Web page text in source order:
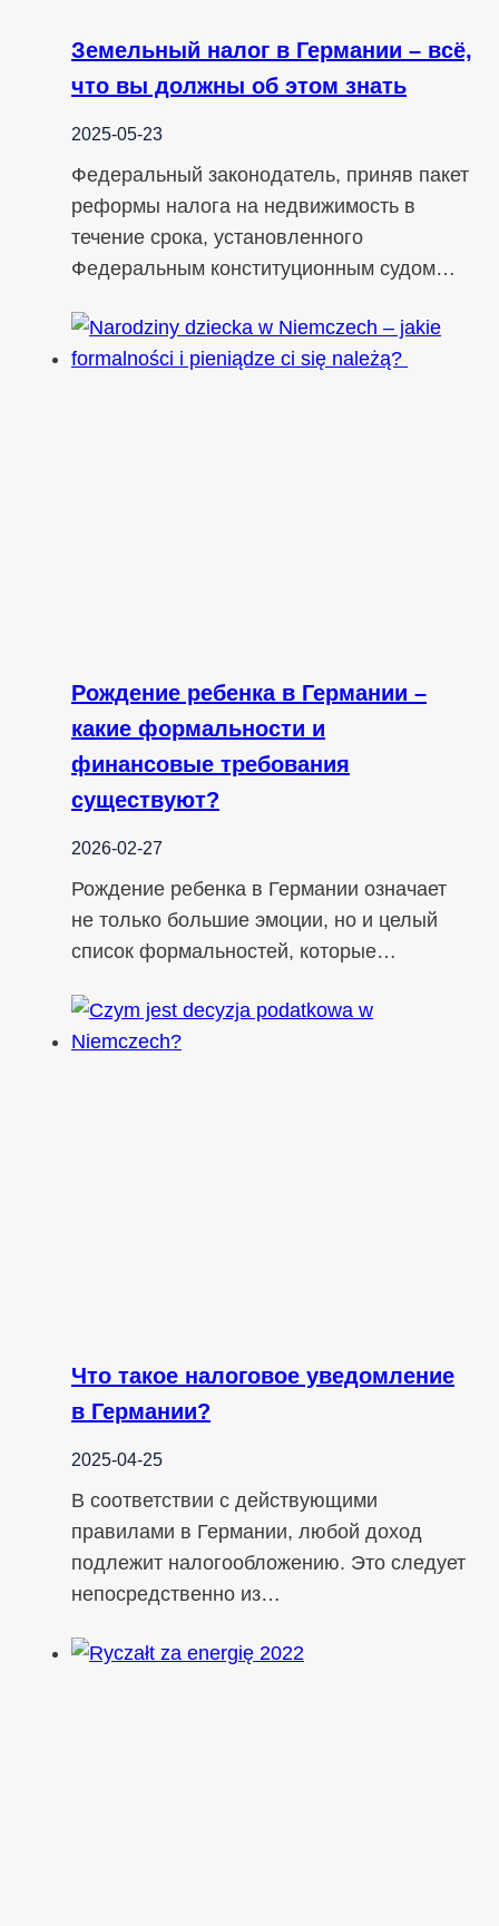
Земельный налог в Германии – всё,
что вы должны об этом знать
2025-05-23
Федеральный законодатель, приняв пакет
реформы налога на недвижимость в
течение срока, установленного
Федеральным конституционным судом…
Рождение ребенка в Германии –
какие формальности и
финансовые требования
существуют?
2026-02-27
Рождение ребенка в Германии означает
не только большие эмоции, но и целый
список формальностей, которые…
Что такое налоговое уведомление
в Германии?
2025-04-25
В соответствии с действующими
правилами в Германии, любой доход
подлежит налогообложению. Это следует
непосредственно из…